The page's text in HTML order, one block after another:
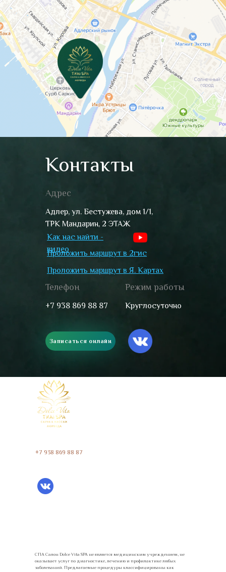
Контакты
Адрес
Адлер, ул. Бестужева, дом 1/1,
ТРК Мандарин, 2 ЭТАЖ
Проложить маршрут в 2гис
Проложить маршрут в Я. Картах
Телефон Режим работы
+7 938 869 88 87 Круглосуточно
Записаться онлайн
Как нас найти -
видео
+7 938 869 88 87
СПА Салон Dolce Vita SPA не является медицинским учреждением, не
оказывает услуг по диагностике, лечению и профилактике любых
заболеваний. Предлагаемые процедуры классифицированы как